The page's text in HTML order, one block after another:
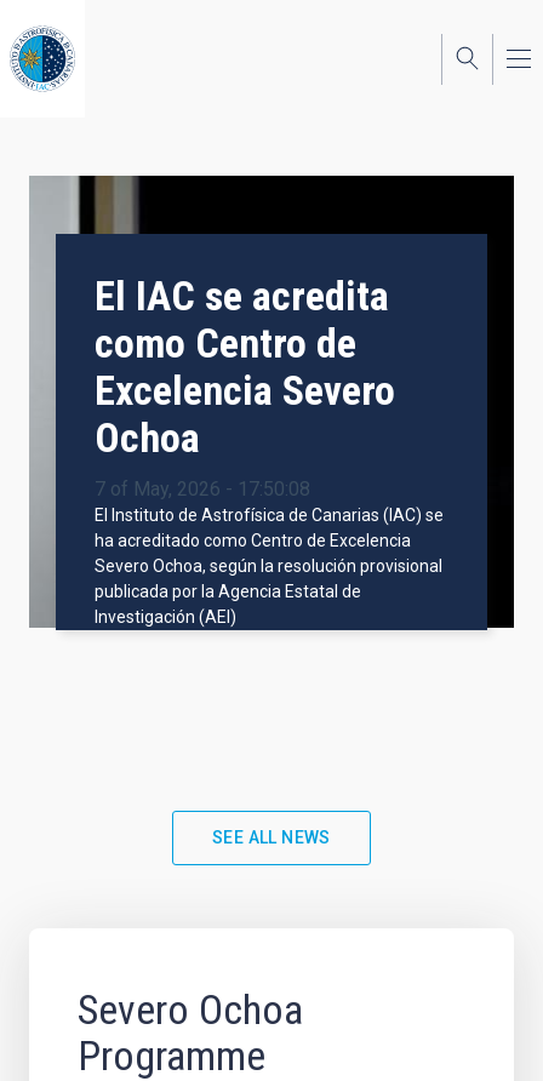
to
main
content
El IAC se acredita
como Centro de
Excelencia Severo
Ochoa
7 of May, 2026 - 17:50:08
El Instituto de Astrofísica de Canarias (IAC) se
ha acreditado como Centro de Excelencia
Severo Ochoa, según la resolución provisional
publicada por la Agencia Estatal de
Investigación (AEI)
SEE ALL NEWS
Severo Ochoa
Programme